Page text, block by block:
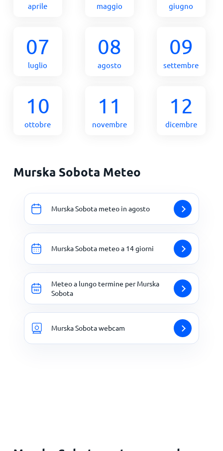
aprile maggio giugno
07
luglio
08
agosto
09
settembre
10
ottobre
11
novembre
12
dicembre
Murska Sobota Meteo
Murska Sobota meteo in agosto
Murska Sobota meteo a 14 giorni
Meteo a lungo termine per Murska
Sobota
Murska Sobota webcam